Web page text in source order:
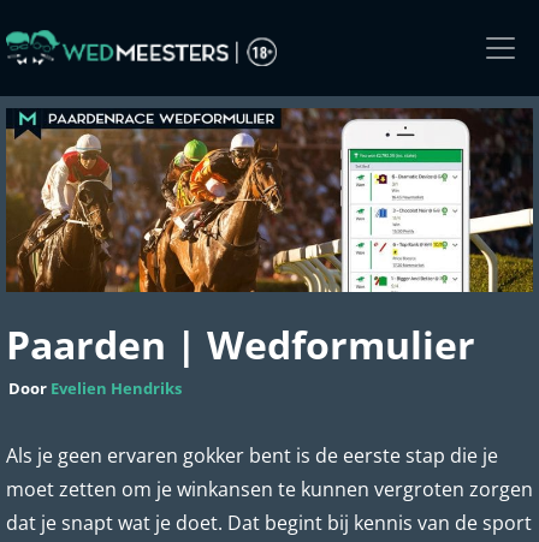
to
content
Paarden | Wedformulier
Door Evelien Hendriks
Als je geen ervaren gokker bent is de eerste stap die je
moet zetten om je winkansen te kunnen vergroten zorgen
dat je snapt wat je doet. Dat begint bij kennis van de sport